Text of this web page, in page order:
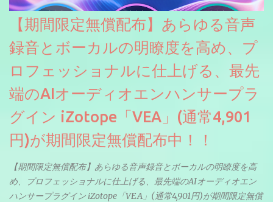
【期間限定無償配布】あらゆる音声
録音とボーカルの明瞭度を高め、プ
ロフェッショナルに仕上げる、最先
端のAIオーディオエンハンサープラ
グイン iZotope「VEA」(通常4,901
円)が期間限定無償配布中！！
【期間限定無償配布】あらゆる音声録音とボーカルの明瞭度を高
め、プロフェッショナルに仕上げる、最先端のAIオーディオエン
ハンサープラグイン iZotope「VEA」(通常4,901円)が期間限定無償